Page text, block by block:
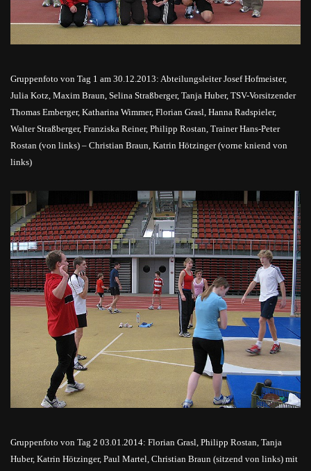
Gruppenfoto von Tag 1 am 30.12.2013: Abteilungsleiter Josef Hofmeister,
Julia Kotz, Maxim Braun, Selina Straßberger, Tanja Huber, TSV-Vorsitzender
Thomas Emberger, Katharina Wimmer, Florian Grasl, Hanna Radspieler,
Walter Straßberger, Franziska Reiner, Philipp Rostan, Trainer Hans-Peter
Rostan (von links) – Christian Braun, Katrin Hötzinger (vorne kniend von
links)
Gruppenfoto von Tag 2 03.01.2014: Florian Grasl, Philipp Rostan, Tanja
Huber, Katrin Hötzinger, Paul Martel, Christian Braun (sitzend von links) mit